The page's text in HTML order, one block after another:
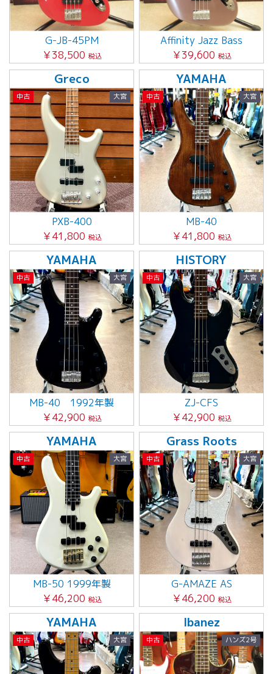
G-JB-45PM
￥38,500 税込
Affinity Jazz Bass
￥39,600 税込
Greco
中古 大宮
PXB-400
￥41,800 税込
YAMAHA
中古 大宮
MB-40
￥41,800 税込
YAMAHA
中古 大宮
MB-40 1992年製
￥42,900 税込
HISTORY
中古 大宮
ZJ-CFS
￥42,900 税込
YAMAHA
中古 大宮
MB-50 1999年製
￥46,200 税込
Grass Roots
中古 大宮
G-AMAZE AS
￥46,200 税込
YAMAHA
中古 大宮
Ibanez
中古 ハンズ2号